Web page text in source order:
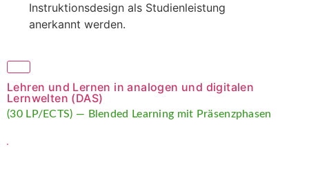
Instruktionsdesign als Studienleistung
anerkannt werden.
Lehren und Lernen in analogen und digitalen
Lernwelten (DAS)
(30 LP/ECTS) — Blended Learning mit Präsenzphasen